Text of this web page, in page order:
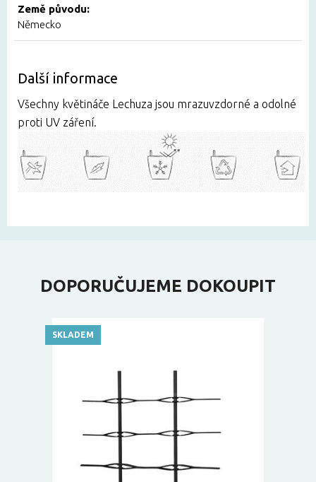
Země původu:
Německo
Další informace
Všechny květináče Lechuza jsou mrazuvzdorné a odolné
proti UV záření.
DOPORUČUJEME DOKOUPIT
SKLADEM